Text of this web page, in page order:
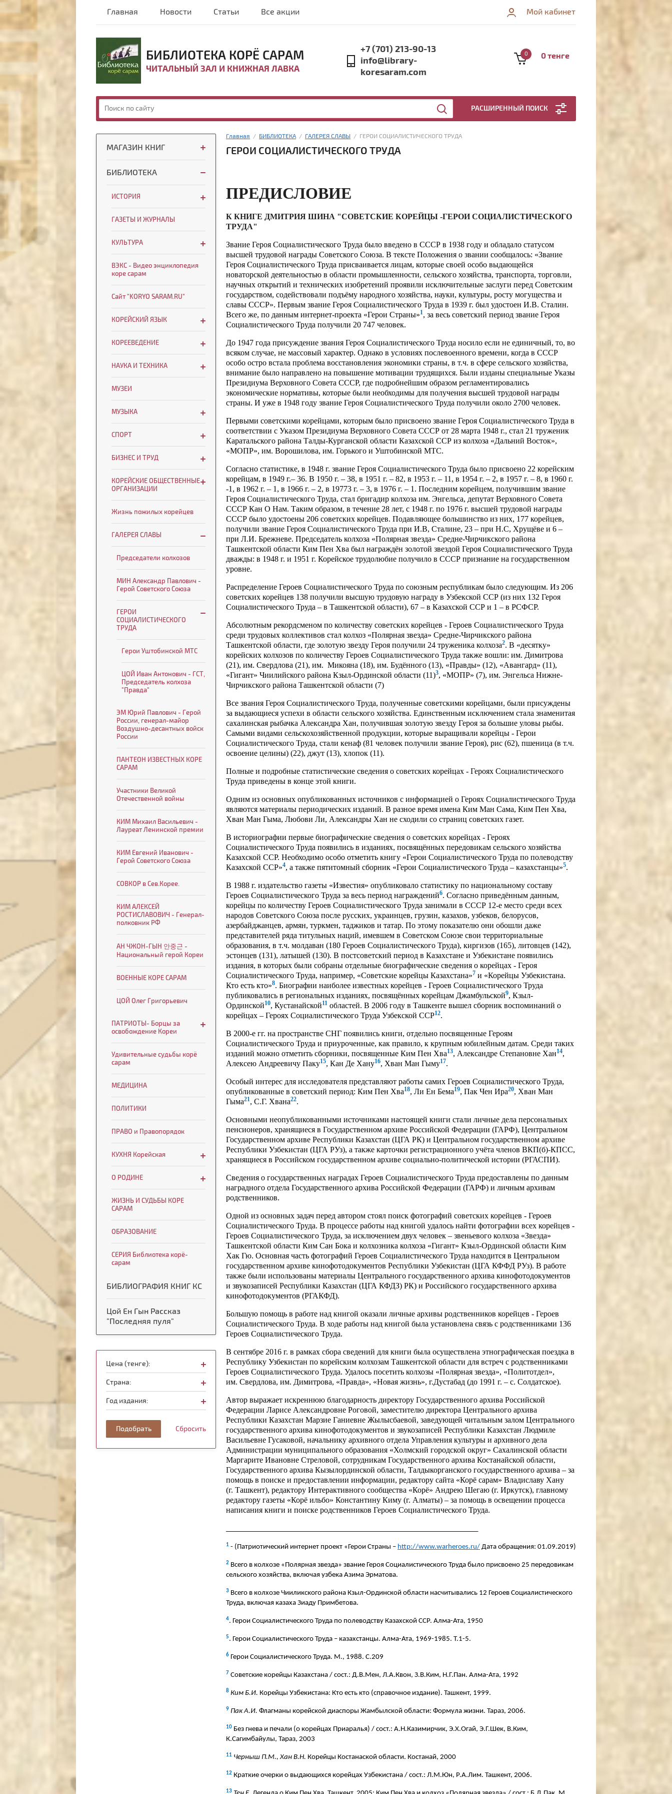
Главная Новости Статьи Все акции Мой кабинет
БИБЛИОТЕКА КОРЁ САРАМ
ЧИТАЛЬНЫЙ ЗАЛ И КНИЖНАЯ ЛАВКА
+7 (701) 213-90-13
info@library-
koresaram.com
0 0 тенге
РАСШИРЕННЫЙ ПОИСК
МАГАЗИН КНИГ
БИБЛИОТЕКА
ИСТОРИЯ
ГАЗЕТЫ И ЖУРНАЛЫ
КУЛЬТУРА
ВЭКС - Видео энциклопедия
коре сарам
Сайт "KORYO SARAM.RU"
КОРЕЙСКИЙ ЯЗЫК
КОРЕЕВЕДЕНИЕ
НАУКА И ТЕХНИКА
МУЗЕИ
МУЗЫКА
СПОРТ
БИЗНЕС И ТРУД
КОРЕЙСКИЕ ОБЩЕСТВЕННЫЕ
ОРГАНИЗАЦИИ
Жизнь пожилых корейцев
ГАЛЕРЕЯ СЛАВЫ
Председатели колхозов
МИН Александр Павлович -
Герой Советского Союза
ГЕРОИ
СОЦИАЛИСТИЧЕСКОГО
ТРУДА
Герои Уштобинской МТС
ЦОЙ Иван Антонович - ГСТ,
Председатель колхоза
"Правда"
ЭМ Юрий Павлович - Герой
России, генерал-майор
Воздушно-десантных войск
России
ПАНТЕОН ИЗВЕСТНЫХ КОРЕ
САРАМ
Участники Великой
Отечественной войны
КИМ Михаил Васильевич -
Лауреат Ленинской премии
КИМ Евгений Иванович -
Герой Советского Союза
СОВКОР в Сев.Корее.
КИМ АЛЕКСЕЙ
РОСТИСЛАВОВИЧ - Генерал-
полковник РФ
АН ЧЖОН-ГЫН 안중근 -
Национальный герой Кореи
ВОЕННЫЕ КОРЕ САРАМ
ЦОЙ Олег Григорьевич
ПАТРИОТЫ- Борцы за
освобождение Кореи
Удивительные судьбы корё
сарам
МЕДИЦИНА
ПОЛИТИКИ
ПРАВО и Правопорядок
КУХНЯ Корейская
О РОДИНЕ
ЖИЗНЬ И СУДЬБЫ КОРЕ
САРАМ
ОБРАЗОВАНИЕ
СЕРИЯ Библиотека корё-
сарам
БИБЛИОГРАФИЯ КНИГ КС
Цой Ен Гын Рассказ
"Последняя пуля"
Цена (тенге):
Страна:
Год издания:
Подобрать Сбросить
Главная
  /
БИБЛИОТЕКА
  /
ГАЛЕРЕЯ СЛАВЫ
  /  ГЕРОИ СОЦИАЛИСТИЧЕСКОГО ТРУДА
ГЕРОИ СОЦИАЛИСТИЧЕСКОГО ТРУДА
ПРЕДИСЛОВИЕ
К КНИГЕ ДМИТРИЯ ШИНА "СОВЕТСКИЕ КОРЕЙЦЫ -ГЕРОИ СОЦИАЛИСТИЧЕСКОГО
ТРУДА"
Звание Героя Социалистического Труда было введено в СССР в 1938 году и обладало статусом
высшей трудовой награды Советского Союза. В тексте Положения о звании сообщалось: «Звание
Героя Социалистического Труда присваивается лицам, которые своей особо выдающейся
новаторской деятельностью в области промышленности, сельского хозяйства, транспорта, торговли,
научных открытий и технических изобретений проявили исключительные заслуги перед Советским
государством, содействовали подъёму народного хозяйства, науки, культуры, росту могущества и
славы СССР». Первым звание Героя Социалистического Труда в 1939 г. был удостоен И.В. Сталин.
Всего же, по данным интернет-проекта «Герои Страны»1, за весь советский период звание Героя
Социалистического Труда получили 20 747 человек.
До 1947 года присуждение звания Героя Социалистического Труда носило если не единичный, то, во
всяком случае, не массовый характер. Однако в условиях послевоенного времени, когда в СССР
особо остро встала проблема восстановления экономики страны, в т.ч. в сфере сельского хозяйства,
внимание было направлено на повышение мотивации трудящихся. Были изданы специальные Указы
Президиума Верховного Совета СССР, где подробнейшим образом регламентировались
экономические нормативы, которые были необходимы для получения высшей трудовой награды
страны. И уже в 1948 году звание Героя Социалистического Труда получили около 2700 человек.
Первыми советскими корейцами, которым было присвоено звание Героя Социалистического Труда в
соответствии с Указом Президиума Верховного Совета СССР от 28 марта 1948 г., стал 21 труженик
Каратальского района Талды-Курганской области Казахской ССР из колхоза «Дальний Восток»,
«МОПР», им. Ворошилова, им. Горького и Уштобинской МТС.
Согласно статистике, в 1948 г. звание Героя Социалистического Труда было присвоено 22 корейским
корейцам, в 1949 г.– 36. В 1950 г. – 38, в 1951 г. – 82, в 1953 г. – 11, в 1954 г. – 2, в 1957 г. – 8, в 1960 г.
-1, в 1962 г. – 1, в 1966 г. – 2, в 19773 г. – 3, в 1976 г. – 1. Последним корейцем, получившим звание
Героя Социалистического Труда, стал бригадир колхоза им. Энгельса, депутат Верховного Совета
СССР Кан О Нам. Таким образом, в течение 28 лет, с 1948 г. по 1976 г. высшей трудовой награды
СССР было удостоены 206 советских корейцев. Подавляющее большинство из них, 177 корейцев,
получили звание Героя Социалистического Труда при И.В, Сталине, 23 – при Н.С, Хрущёве и 6 –
при Л.И. Брежневе. Председатель колхоза «Полярная звезда» Средне-Чирчикского района
Ташкентской области Ким Пен Хва был награждён золотой звездой Героя Социалистического Труда
дважды: в 1948 г. и 1951 г. Корейское трудолюбие получило в СССР признание на государственном
уровне.
Распределение Героев Социалистического Труда по союзным республикам было следующим. Из 206
советских корейцев 138 получили высшую трудовую награду в Узбекской ССР (из них 132 Героя
Социалистического Труда – в Ташкентской области), 67 – в Казахской ССР и 1 – в РСФСР.
Абсолютным рекордсменом по количеству советских корейцев - Героев Социалистического Труда
среди трудовых коллективов стал колхоз «Полярная звезда» Средне-Чирчикского района
Ташкентской области, где золотую звезду Героя получили 24 труженика колхоза2. В «десятку»
корейских колхозов по количеству Героев Социалистического Труда также вошли: им. Димитрова
(21), им. Свердлова (21), им. Микояна (18), им. Будённого (13), «Правды» (12), «Авангард» (11),
«Гигант» Чиилийского района Кзыл-Ординской области (11)3, «МОПР» (7), им. Энгельса Нижне-
Чирчикского района Ташкентской области (7)
Все звания Героя Социалистического Труда, полученные советскими корейцами, были присуждены
за выдающиеся успехи в области сельского хозяйства. Единственным исключением стала знаменитая
сахалинская рыбачка Александра Хан, получившая золотую звезду Героя за большие уловы рыбы.
Самыми видами сельскохозяйственной продукции, которые выращивали корейцы - Герои
Социалистического Труда, стали кенаф (81 человек получили звание Героя), рис (62), пшеница (в т.ч.
освоение целины) (22), джут (13), хлопок (11).
Полные и подробные статистические сведения о советских корейцах - Героях Социалистического
Труда приведены в конце этой книги.
Одним из основных опубликованных источников с информацией о Героях Социалистического Труда
являются материалы периодических изданий. В разное время имена Ким Ман Сама, Ким Пен Хва,
Хван Ман Гыма, Любови Ли, Александры Хан не сходили со страниц советских газет.
В историографии первые биографические сведения о советских корейцах - Героях
Социалистического Труда появились в изданиях, посвящённых передовикам сельского хозяйства
Казахской ССР. Необходимо особо отметить книгу «Герои Социалистического Труда по полеводству
Казахской ССР»4, а также пятитомный сборник «Герои Социалистического Труда – казахстанцы»5.
В 1988 г. издательство газеты «Известия» опубликовало статистику по национальному составу
Героев Социалистического Труда за весь период награждений6. Согласно приведённым данным,
корейцы по количеству Героев Социалистического Труда занимали в СССР 12-е место среди всех
народов Советского Союза после русских, украинцев, грузин, казахов, узбеков, белорусов,
азербайджанцев, армян, туркмен, таджиков и татар. По этому показателю они обошли даже
представителей ряда титульных наций, имевшем в Советском Союзе свои территориальные
образования, в т.ч. молдаван (180 Героев Социалистического Труда), киргизов (165), литовцев (142),
эстонцев (131), латышей (130). В постсоветский период в Казахстане и Узбекистане появились
издания, в которых были собраны отдельные биографические сведения о корейцах - Героя
Социалистического Труда, например, «Советские корейцы Казахстана»7 и «Корейцы Узбекистана.
Кто есть кто»8. Биографии наиболее известных корейцев - Героев Социалистического Труда
публиковались в региональных изданиях, посвящённых корейцам Джамбульской9, Кзыл-
Ординской10, Кустанайской11 областей. В 2006 году в Ташкенте вышел сборник воспоминаний о
корейцах – Героях Социалистического Труда Узбекской ССР12.
В 2000-е гг. на пространстве СНГ появились книги, отдельно посвященные Героям
Социалистического Труда и приуроченные, как правило, к крупным юбилейным датам. Среди таких
изданий можно отметить сборники, посвященные Ким Пен Хва13, Александре Степановне Хан14,
Алексею Андреевичу Паку15, Кан Де Хану16, Хван Ман Гыму17.
Особый интерес для исследователя представляют работы самих Героев Социалистического Труда,
опубликованные в советский период: Ким Пен Хва18, Ли Ен Бема19, Пак Чен Ира20, Хван Ман
Гыма21, С.Г. Хвана22.
Основными неопубликованными источниками настоящей книги стали личные дела персональных
пенсионеров, хранящиеся в Государственном архиве Российской Федерации (ГАРФ), Центральном
Государственном архиве Республики Казахстан (ЦГА РК) и Центральном государственном архиве
Республики Узбекистан (ЦГА РУз), а также карточки регистрационного учёта членов ВКП(б)-КПСС,
хранящиеся в Российском государственном архиве социально-политической истории (РГАСПИ).
Сведения о государственных наградах Героев Социалистического Труда предоставлены по данным
наградного отдела Государственного архива Российской Федерации (ГАРФ) и личным архивам
родственников.
Одной из основных задач перед автором стоял поиск фотографий советских корейцев - Героев
Социалистического Труда. В процессе работы над книгой удалось найти фотографии всех корейцев -
Героев Социалистического Труда, за исключением двух человек – звеньевого колхоза «Звезда»
Ташкентской области Ким Сан Бока и колхозника колхоза «Гигант» Кзыл-Ординской области Ким
Хак Гю. Основная часть фотографий Героев Социалистического Труда находится в Центральном
государственном архиве кинофотодокументов Республики Узбекистан (ЦГА КФФД РУз). В работе
также были использованы материалы Центрального государственного архива кинофотодокументов
и звукозаписей Республики Казахстан (ЦГА КФДЗ) РК) и Российского государственного архива
кинофотодокументов (РГАКФД).
Большую помощь в работе над книгой оказали личные архивы родственников корейцев - Героев
Социалистического Труда. В ходе работы над книгой была установлена связь с родственниками 136
Героев Социалистического Труда.
В сентябре 2016 г. в рамках сбора сведений для книги была осуществлена этнографическая поездка в
Республику Узбекистан по корейским колхозам Ташкентской области для встреч с родственниками
Героев Социалистического Труда. Удалось посетить колхозы «Полярная звезда», «Политотдел»,
им. Свердлова, им. Димитрова, «Правда», «Новая жизнь», г.Дустабад (до 1991 г. – с. Солдатское).
Автор выражает искреннюю благодарность директору Государственного архива Российской
Федерации Ларисе Александровне Роговой, заместителю директора Центрального архива
Республики Казахстан Марзие Ганиевне Жылысбаевой, заведующей читальным залом Центрального
государственного архива кинофотодокументов и звукозаписей Республики Казахстан Людмиле
Васильевне Гусаковой, начальнику архивного отдела Управления культуры и архивного дела
Администрации муниципального образования «Холмский городской округ» Сахалинской области
Маргарите Ивановне Стреловой, сотрудникам Государственного архива Костанайской области,
Государственного архива Кызылординской области, Талдыкорганского государственного архива – за
помощь в поиске и предоставлении информации, редактору сайта «Корё сарам» Владиславу Хану
(г. Ташкент), редактору Интерактивного сообщества «Корё» Андрею Шегаю (г. Иркутск), главному
редактору газеты «Корё ильбо» Константину Киму (г. Алматы) – за помощь в освещении процесса
написания книги и поиске родственников Героев Социалистического Труда.
1 - (Патриотический интернет проект «Герои Страны – http://www.warheroes.ru/ Дата обращения: 01.09.2019)
2 Всего в колхозе «Полярная звезда» звание Героя Социалистического Труда было присвоено 25 передовикам
сельского хозяйства, включая узбека Азима Эрматова.
3 Всего в колхозе Чииликского района Кзыл-Ординской области насчитывались 12 Героев Социалистического
Труда, включая казаха Зиаду Примбетова.
4. Герои Социалистического Труда по полеводству Казахской ССР. Алма-Ата, 1950
5. Герои Социалистического Труда – казахстанцы. Алма-Ата, 1969-1985. Т.1-5.
6 Герои Социалистического Труда. М., 1988. С.209
7 Советские корейцы Казахстана / сост.: Д.В.Мен, Л.А.Квон, З.В.Ким, Н.Г.Пан. Алма-Ата, 1992
8 Ким Б.И. Корейцы Узбекистана: Кто есть кто (справочное издание). Ташкент, 1999.
9 Пак А.И. Флагманы корейской диаспоры Жамбылской области: Формула жизни. Тараз, 2006.
10 Без гнева и печали (о корейцах Приаралья) / сост.: А.Н.Казимирчик, Э.Х.Огай, Э.Г.Шек, В.Ким,
К.Сагимбайулы, Тараз, 2003
11 Черныш П.М., Хан В.Н. Корейцы Костанаской области. Костанай, 2000
12 Краткие очерки о выдающихся корейцах Узбекистана / сост.: Л.М.Юн, Р.А.Лим. Ташкент, 2006.
13